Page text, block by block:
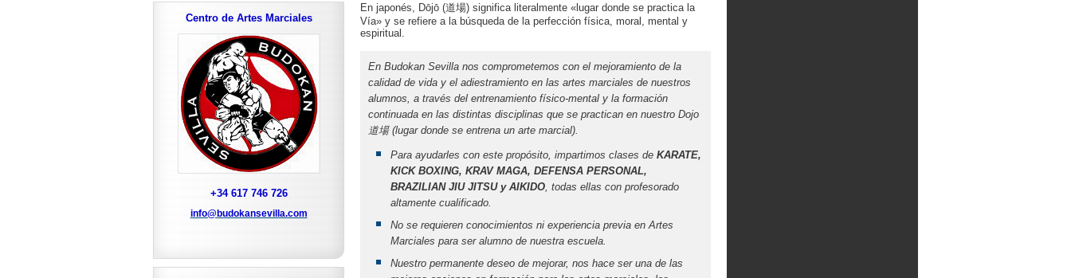
En japonés, Dōjō (道場) significa literalmente «lugar donde se practica la
Vía» y se refiere a la búsqueda de la perfección física, moral, mental y
espiritual.
En Budokan Sevilla nos comprometemos con el mejoramiento de la
calidad de vida y el adiestramiento en las artes marciales de nuestros
alumnos, a través del entrenamiento físico-mental y la formación
continuada en las distintas disciplinas que se practican en nuestro Dojo
道場 (lugar donde se entrena un arte marcial).
Para ayudarles con este propósito, impartimos clases de KARATE,
KICK BOXING, KRAV MAGA, DEFENSA PERSONAL,
BRAZILIAN JIU JITSU y AIKIDO, todas ellas con profesorado
altamente cualificado.
No se requieren conocimientos ni experiencia previa en Artes
Marciales para ser alumno de nuestra escuela.
Nuestro permanente deseo de mejorar, nos hace ser una de las
Centro de Artes Marciales
+34 617 746 726
info@budokansevilla.com